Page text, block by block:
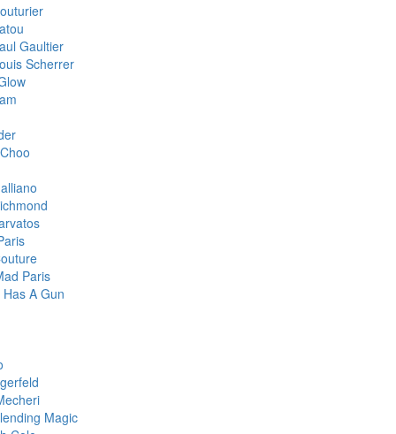
Gaultier
Scherrer
Paris
A Gun
Magic